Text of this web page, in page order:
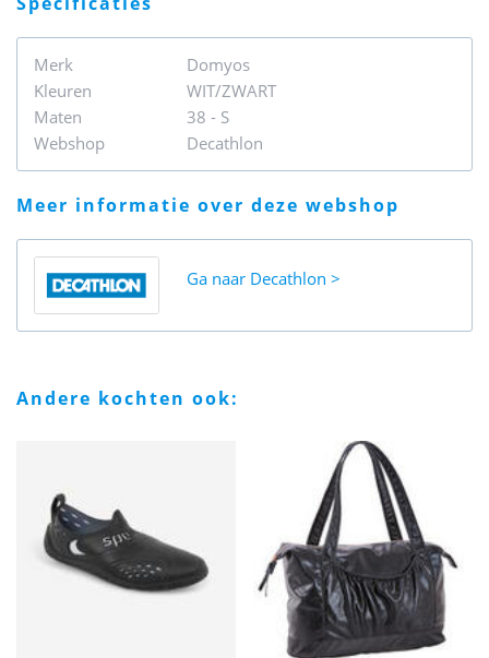
Merk
Domyos
Kleuren
WIT/ZWART
Maten
38 - S
Webshop
Decathlon
meer informatie over deze webshop
Ga naar Decathlon
andere kochten ook: